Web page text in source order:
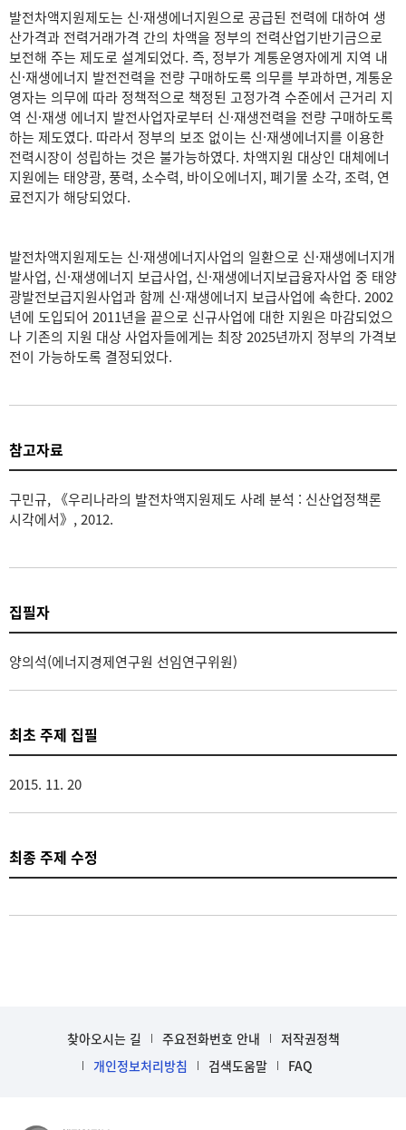
발전차액지원제도는 신·재생에너지원으로 공급된 전력에 대하여 생
산가격과 전력거래가격 간의 차액을 정부의 전력산업기반기금으로
보전해 주는 제도로 설계되었다. 즉, 정부가 계통운영자에게 지역 내
신·재생에너지 발전전력을 전량 구매하도록 의무를 부과하면, 계통운
영자는 의무에 따라 정책적으로 책정된 고정가격 수준에서 근거리 지
역 신·재생 에너지 발전사업자로부터 신·재생전력을 전량 구매하도록
하는 제도였다. 따라서 정부의 보조 없이는 신·재생에너지를 이용한
전력시장이 성립하는 것은 불가능하였다. 차액지원 대상인 대체에너
지원에는 태양광, 풍력, 소수력, 바이오에너지, 폐기물 소각, 조력, 연
료전지가 해당되었다.
발전차액지원제도는 신·재생에너지사업의 일환으로 신·재생에너지개
발사업, 신·재생에너지 보급사업, 신·재생에너지보급융자사업 중 태양
광발전보급지원사업과 함께 신·재생에너지 보급사업에 속한다. 2002
년에 도입되어 2011년을 끝으로 신규사업에 대한 지원은 마감되었으
나 기존의 지원 대상 사업자들에게는 최장 2025년까지 정부의 가격보
전이 가능하도록 결정되었다.
참고자료
구민규, 《우리나라의 발전차액지원제도 사례 분석 : 신산업정책론
시각에서》, 2012.
집필자
양의석(에너지경제연구원 선임연구위원)
최초 주제 집필
2015. 11. 20
최종 주제 수정
찾아오시는 길 주요전화번호 안내
저작권정책
개인정보처리방침
검색도움말 FAQ